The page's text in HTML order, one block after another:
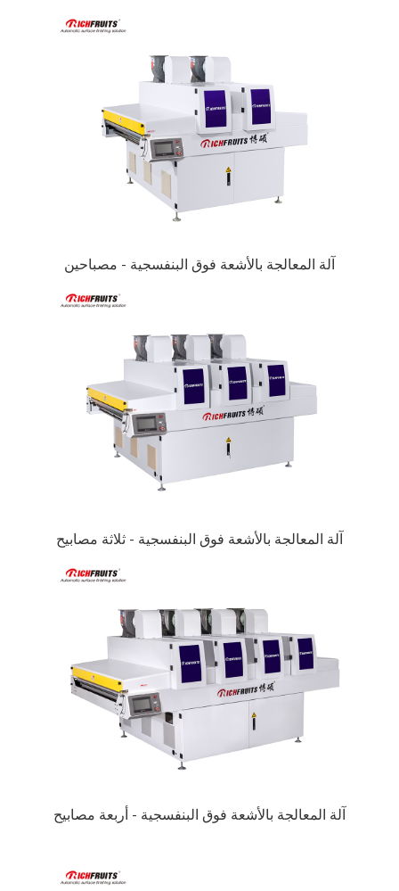
آلة المعالجة بالأشعة فوق البنفسجية - مصباحين
آلة المعالجة بالأشعة فوق البنفسجية - ثلاثة مصابيح
آلة المعالجة بالأشعة فوق البنفسجية - أربعة مصابيح